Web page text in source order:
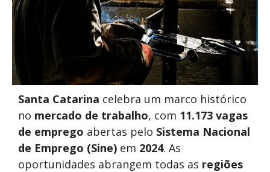
Santa Catarina celebra um marco histórico
no mercado de trabalho, com 11.173 vagas
de emprego abertas pelo Sistema Nacional
de Emprego (Sine) em 2024. As
oportunidades abrangem todas as regiões